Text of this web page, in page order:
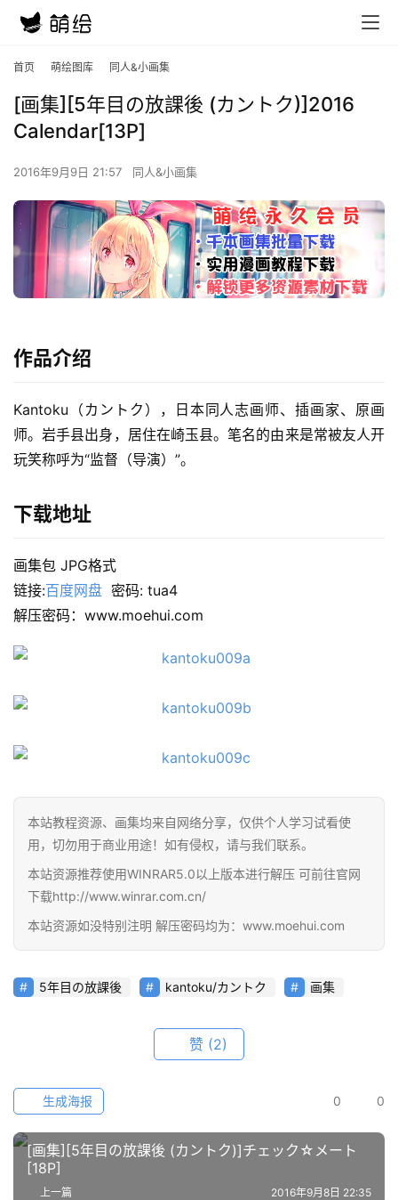
首
线
教
程
会
资
源
公
图
例
素
材
首页 萌绘图库 同人&小画集
[画集][5年目の放課後 (カントク)]2016
Calendar[13P]
2016年9月9日 21:57 同人&小画集
作品介绍
Kantoku（カントク），日本同人志画师、插画家、原画
师。岩手县出身，居住在崎玉县。笔名的由来是常被友人开
玩笑称呼为“监督（导演）”。
下载地址
画集包 JPG格式
链接:百度网盘 密码: tua4
解压密码：www.moehui.com
本站教程资源、画集均来自网络分享，仅供个人学习试看使
用，切勿用于商业用途！如有侵权，请与我们联系。
本站资源推荐使用WINRAR5.0以上版本进行解压 可前往官网
下载http://www.winrar.com.cn/
本站资源如没特别注明 解压密码均为：www.moehui.com
5年目の放課後 kantoku/カントク 画集
赞 (2)
0 0
生成海报
[画集][5年目の放課後 (カントク)]チェック☆メート
[18P]
上一篇 2016年9月8日 22:35